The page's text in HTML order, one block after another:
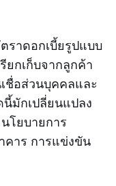
ตราดอกเบี้ยรูปแบบ
ยกเก็บจากลูกค้า
ชื่อส่วนบุคคลและ
มักเปลี่ยนแปลง
โยบายการ
าร การแข่งขัน